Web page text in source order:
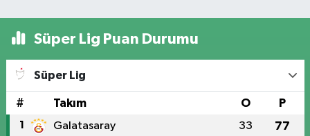
Süper Lig Puan Durumu
Süper Lig
# Takım O P
1 Galatasaray 33 77